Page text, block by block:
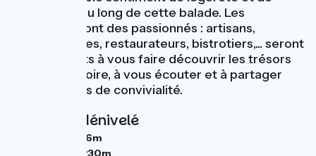
liberté tout au long de cette balade. Les
mayennais sont des passionnés : artisans,
paysans, hôtes, restaurateurs, bistrotiers,... seront
toujours prêts à vous faire découvrir les trésors
de leur territoire, à vous écouter et à partager
des moments de convivialité.
Pentes et dénivelé
236m
230m